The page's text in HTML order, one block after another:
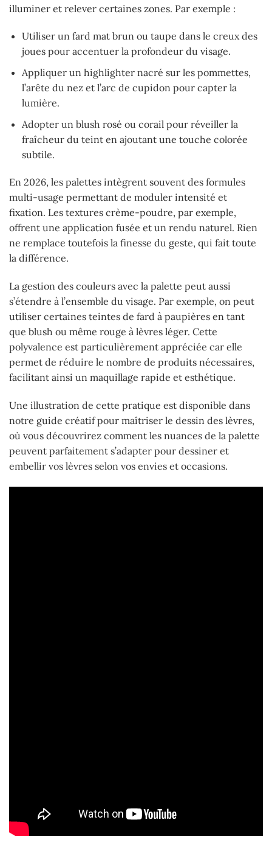
illuminer et relever certaines zones. Par exemple :
Utiliser un fard mat brun ou taupe dans le creux des
joues pour accentuer la profondeur du visage.
Appliquer un highlighter nacré sur les pommettes,
l’arête du nez et l’arc de cupidon pour capter la
lumière.
Adopter un blush rosé ou corail pour réveiller la
fraîcheur du teint en ajoutant une touche colorée
subtile.
En 2026, les palettes intègrent souvent des formules
multi-usage permettant de moduler intensité et
fixation. Les textures crème-poudre, par exemple,
offrent une application fusée et un rendu naturel. Rien
ne remplace toutefois la finesse du geste, qui fait toute
la différence.
La gestion des couleurs avec la palette peut aussi
s’étendre à l’ensemble du visage. Par exemple, on peut
utiliser certaines teintes de fard à paupières en tant
que blush ou même rouge à lèvres léger. Cette
polyvalence est particulièrement appréciée car elle
permet de réduire le nombre de produits nécessaires,
facilitant ainsi un maquillage rapide et esthétique.
Une illustration de cette pratique est disponible dans
notre guide créatif pour maîtriser le dessin des lèvres,
où vous découvrirez comment les nuances de la palette
peuvent parfaitement s’adapter pour dessiner et
embellir vos lèvres selon vos envies et occasions.